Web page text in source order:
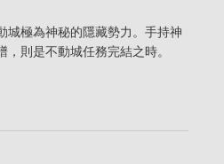
城極為神秘的隱藏勢力。手持神
則是不動城任務完結之時。